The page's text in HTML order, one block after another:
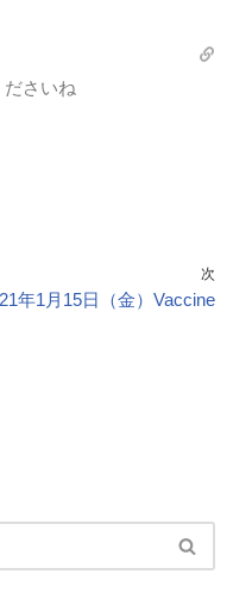
さいね
次
年1月15日（金）Vaccine